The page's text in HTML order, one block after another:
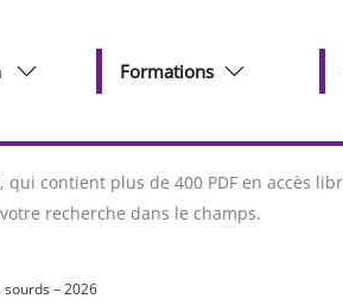
Formations
qui contient plus de 400 PDF en accès
recherche dans le champs.
– 2026